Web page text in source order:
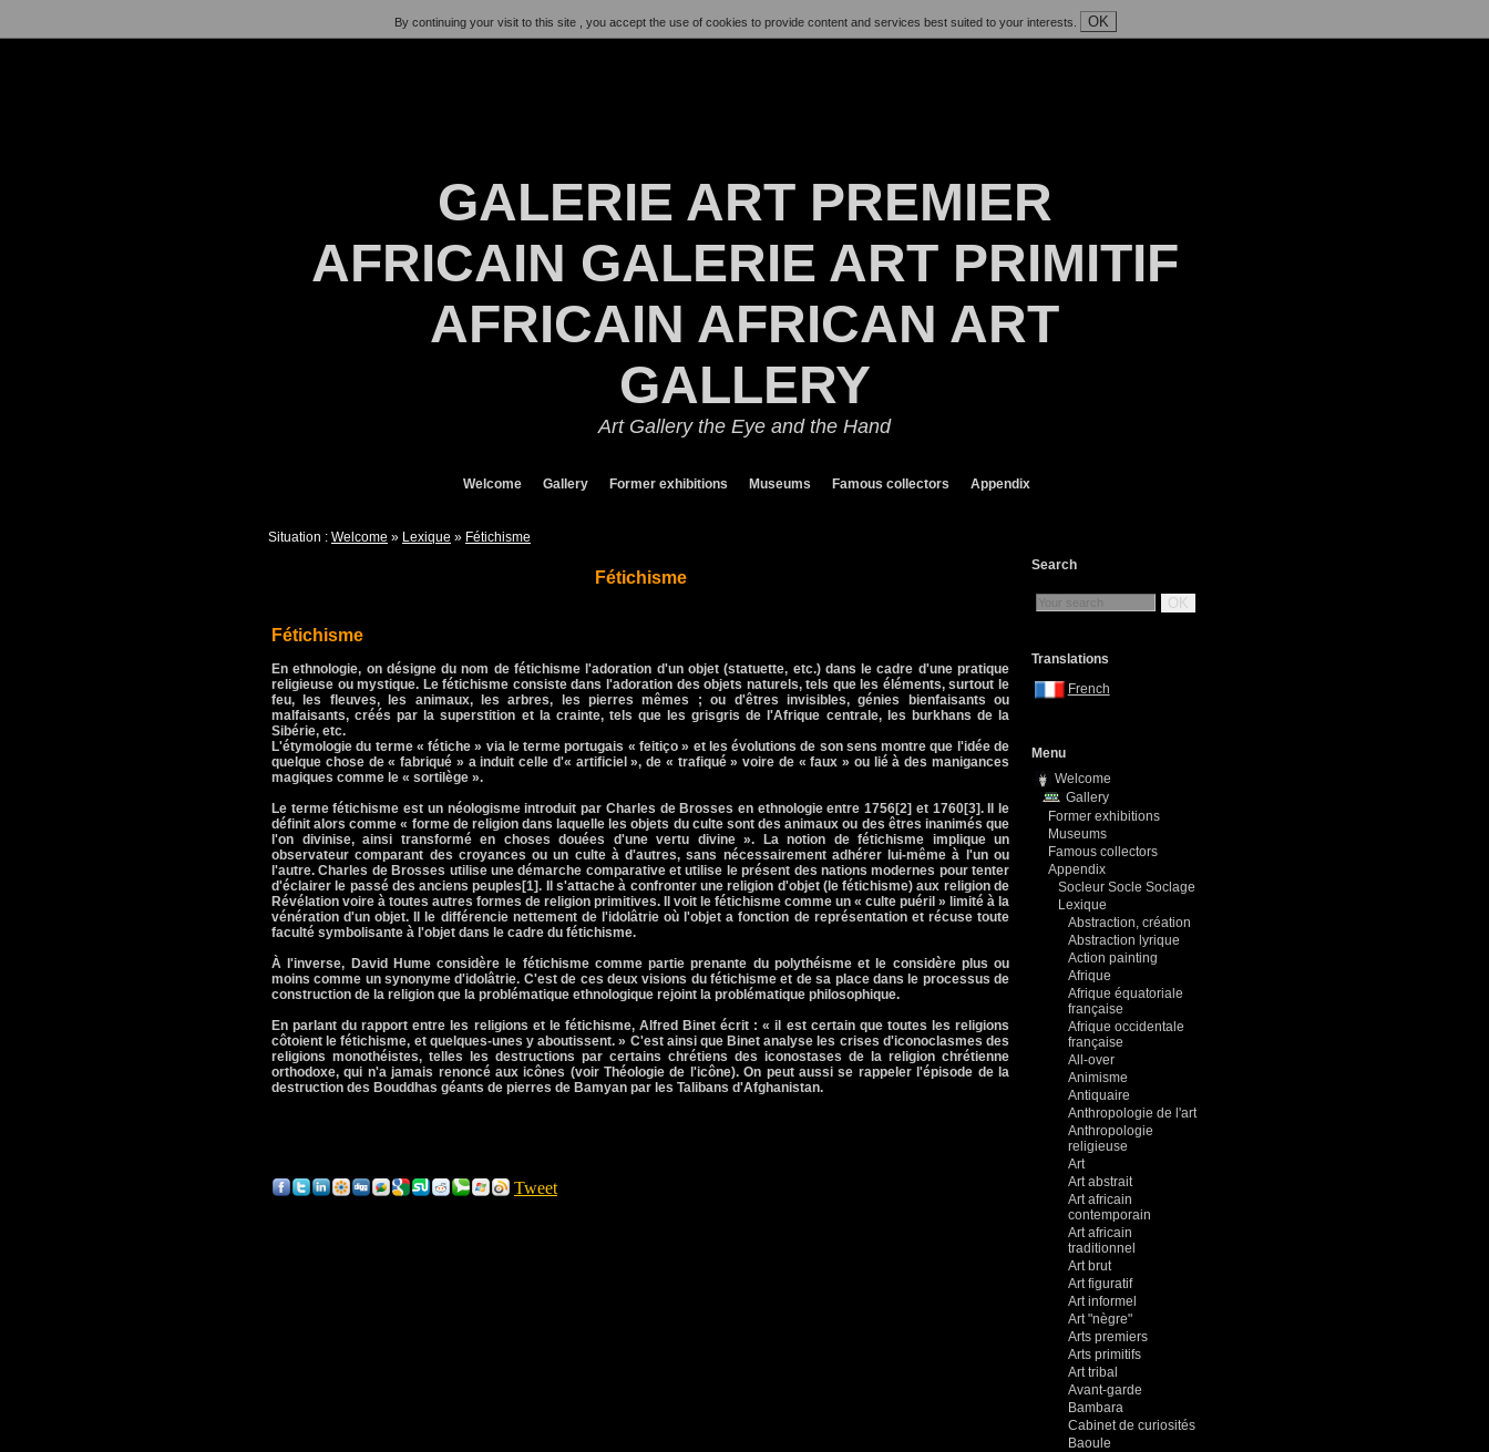
By continuing your visit to this site , you accept the use of cookies to provide content and services best suited to your interests. OK
GALERIE ART PREMIER
AFRICAIN GALERIE ART PRIMITIF
AFRICAIN AFRICAN ART
GALLERY
Art Gallery the Eye and the Hand
Welcome Gallery Former exhibitions Museums Famous collectors Appendix
Situation : Welcome » Lexique » Fétichisme
Fétichisme
Fétichisme
En ethnologie, on désigne du nom de fétichisme l'adoration d'un objet (statuette, etc.) dans le cadre d'une pratique
religieuse ou mystique. Le fétichisme consiste dans l'adoration des objets naturels, tels que les éléments, surtout le
feu, les fleuves, les animaux, les arbres, les pierres mêmes ; ou d'êtres invisibles, génies bienfaisants ou
malfaisants, créés par la superstition et la crainte, tels que les grisgris de l'Afrique centrale, les burkhans de la
Sibérie, etc.
L'étymologie du terme « fétiche » via le terme portugais « feitiço » et les évolutions de son sens montre que l'idée de
quelque chose de « fabriqué » a induit celle d'« artificiel », de « trafiqué » voire de « faux » ou lié à des manigances
magiques comme le « sortilège ».
Le terme fétichisme est un néologisme introduit par Charles de Brosses en ethnologie entre 1756[2] et 1760[3]. Il le
définit alors comme « forme de religion dans laquelle les objets du culte sont des animaux ou des êtres inanimés que
l'on divinise, ainsi transformé en choses douées d'une vertu divine ». La notion de fétichisme implique un
observateur comparant des croyances ou un culte à d'autres, sans nécessairement adhérer lui-même à l'un ou
l'autre. Charles de Brosses utilise une démarche comparative et utilise le présent des nations modernes pour tenter
d'éclairer le passé des anciens peuples[1]. Il s'attache à confronter une religion d'objet (le fétichisme) aux religion de
Révélation voire à toutes autres formes de religion primitives. Il voit le fétichisme comme un « culte puéril » limité à la
vénération d'un objet. Il le différencie nettement de l'idolâtrie où l'objet a fonction de représentation et récuse toute
faculté symbolisante à l'objet dans le cadre du fétichisme.
À l'inverse, David Hume considère le fétichisme comme partie prenante du polythéisme et le considère plus ou
moins comme un synonyme d'idolâtrie. C'est de ces deux visions du fétichisme et de sa place dans le processus de
construction de la religion que la problématique ethnologique rejoint la problématique philosophique.
En parlant du rapport entre les religions et le fétichisme, Alfred Binet écrit : « il est certain que toutes les religions
côtoient le fétichisme, et quelques-unes y aboutissent. » C'est ainsi que Binet analyse les crises d'iconoclasmes des
religions monothéistes, telles les destructions par certains chrétiens des iconostases de la religion chrétienne
orthodoxe, qui n'a jamais renoncé aux icônes (voir Théologie de l'icône). On peut aussi se rappeler l'épisode de la
destruction des Bouddhas géants de pierres de Bamyan par les Talibans d'Afghanistan.
Tweet
Search
OK
Translations
French
Menu
Welcome
Gallery
Former exhibitions
Museums
Famous collectors
Appendix
Socleur Socle Soclage
Lexique
Abstraction, création
Abstraction lyrique
Action painting
Afrique
Afrique équatoriale
française
Afrique occidentale
française
All-over
Animisme
Antiquaire
Anthropologie de l'art
Anthropologie
religieuse
Art
Art abstrait
Art africain
contemporain
Art africain
traditionnel
Art brut
Art figuratif
Art informel
Art "nègre"
Arts premiers
Arts primitifs
Art tribal
Avant-garde
Bambara
Cabinet de curiosités
Baoule